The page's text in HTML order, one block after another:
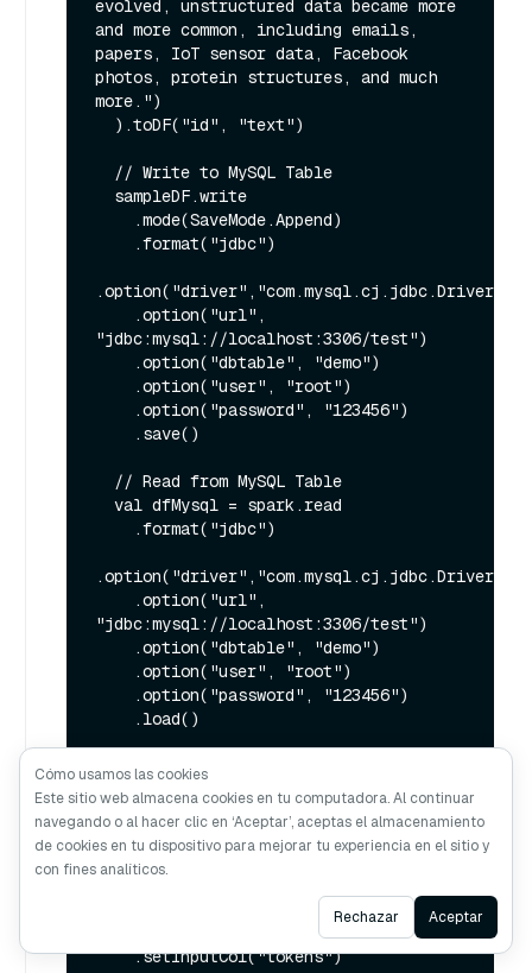
evolved, unstructured data became more
and more common, including emails,
papers, IoT sensor data, Facebook
photos, protein structures, and much
more.")
.option("driver","com.mysql.cj.jdbc.Driver")
"jdbc:mysql://localhost:3306/test")
.option("driver","com.mysql.cj.jdbc.Driver")
"jdbc:mysql://localhost:3306/test")
  val tokenizer = new
  val tokenizedDf =
tokenizer.transform(dfMysql)
    .setInputCol("tokens")
Ask AI
Cómo usamos las cookies
Este sitio web almacena cookies en tu computadora. Al continuar
navegando o al hacer clic en ‘Aceptar’, aceptas el almacenamiento
de cookies en tu dispositivo para mejorar tu experiencia en el sitio y
con fines analíticos.
Rechazar Aceptar